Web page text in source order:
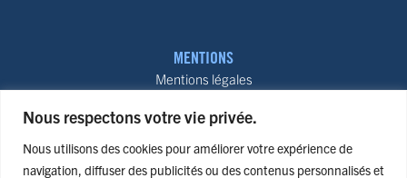
Nous respectons votre vie privée.
Nous utilisons des cookies pour améliorer votre expérience de
navigation, diffuser des publicités ou des contenus personnalisés et
MENTIONS
Mentions légales
Politique de remboursement